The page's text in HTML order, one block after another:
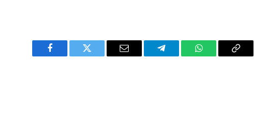
Facebook Twitter Email Telegram WhatsAppCopy